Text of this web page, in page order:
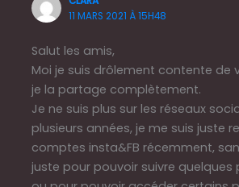
11 MARS 2021 À 15H48
Salut les amis,
Moi je suis drôlement contente de
je la partage complètement.
Je ne suis plus sur les réseaux
plusieurs années, je me suis juste
comptes insta&FB récemment,
juste pour pouvoir suivre quelques